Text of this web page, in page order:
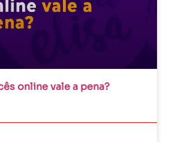
online vale a pena?